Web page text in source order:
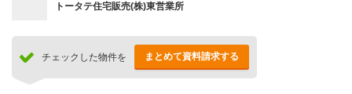
トータテ住宅販売(株)東営業所
チェックした物件を まとめて資料請求する